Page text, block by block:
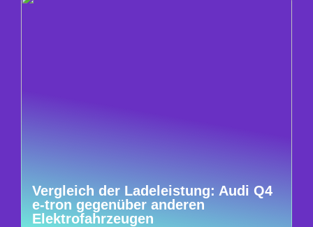
Vergleich der Ladeleistung: Audi Q4
e-tron gegenüber anderen
Elektrofahrzeugen